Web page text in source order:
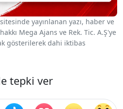
yayınlanan yazı, haber ve
Mega Ajans ve Rek. Tic. A.Ş'ye
gösterilerek dahi iktibas
tepki ver